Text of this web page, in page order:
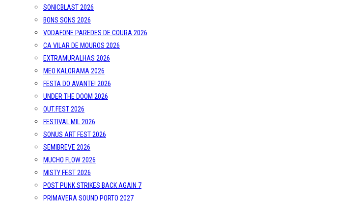
SONICBLAST 2026
BONS SONS 2026
VODAFONE PAREDES DE COURA 2026
CA VILAR DE MOUROS 2026
EXTRAMURALHAS 2026
MEO KALORAMA 2026
FESTA DO AVANTE! 2026
UNDER THE DOOM 2026
OUT.FEST 2026
FESTIVAL MIL 2026
SONUS ART FEST 2026
SEMIBREVE 2026
MUCHO FLOW 2026
MISTY FEST 2026
POST PUNK STRIKES BACK AGAIN 7
PRIMAVERA SOUND PORTO 2027